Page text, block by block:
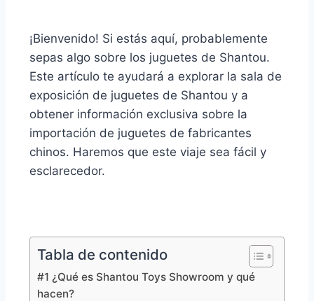
¡Bienvenido! Si estás aquí, probablemente
sepas algo sobre los juguetes de Shantou.
Este artículo te ayudará a explorar la sala de
exposición de juguetes de Shantou y a
obtener información exclusiva sobre la
importación de juguetes de fabricantes
chinos. Haremos que este viaje sea fácil y
esclarecedor.
Tabla de contenido
#1 ¿Qué es Shantou Toys Showroom y qué
hacen?